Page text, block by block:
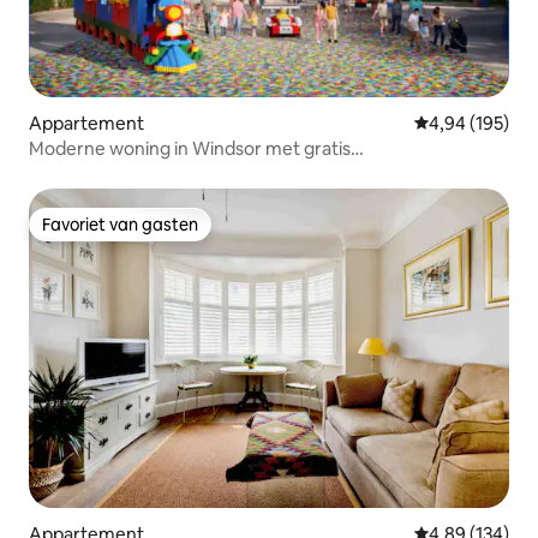
Appartement Gemiddelde
4,94 (195)
Moderne woning in Windsor met gratis
Favoriet van gasten
Favoriet van gasten